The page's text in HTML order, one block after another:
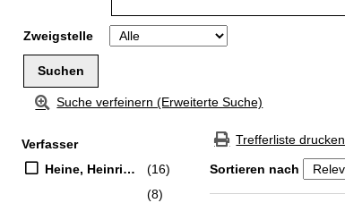
Zweigstelle
Suche verfeinern (Erweiterte Suche)
Suchfilter
Verfasser
Heine, Heinrich (Verfasser)
(16)
(8)
Trefferliste drucken
Sortieren nach